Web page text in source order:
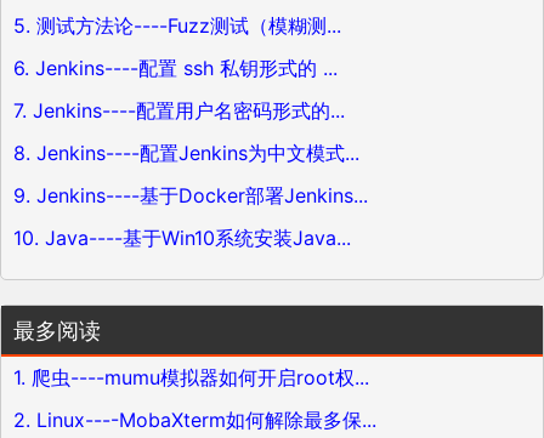
5. 测试方法论----Fuzz测试（模糊测...
6. Jenkins----配置 ssh 私钥形式的 ...
7. Jenkins----配置用户名密码形式的...
8. Jenkins----配置Jenkins为中文模式...
9. Jenkins----基于Docker部署Jenkins...
10. Java----基于Win10系统安装Java...
最多阅读
1. 爬虫----mumu模拟器如何开启root权...
2. Linux----MobaXterm如何解除最多保...